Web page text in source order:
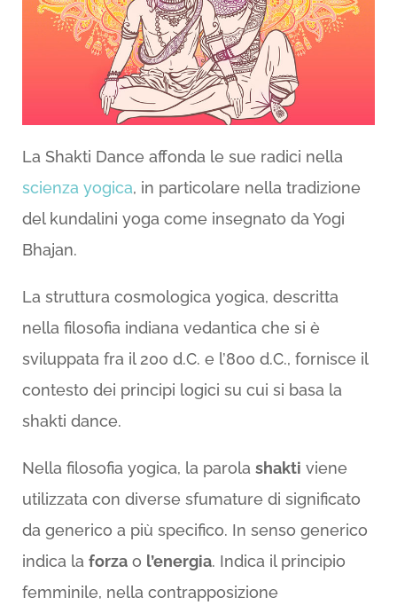
La Shakti Dance affonda le sue radici nella
scienza yogica, in particolare nella tradizione
del kundalini yoga come insegnato da Yogi
Bhajan.
La struttura cosmologica yogica, descritta
nella filosofia indiana vedantica che si è
sviluppata fra il 200 d.C. e l’800 d.C., fornisce il
contesto dei principi logici su cui si basa la
shakti dance.
Nella filosofia yogica, la parola shakti viene
utilizzata con diverse sfumature di significato
da generico a più specifico. In senso generico
indica la forzao l’energia. Indica il principio
femminile, nella contrapposizione